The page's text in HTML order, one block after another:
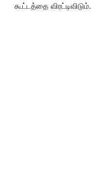
கூட்டத்தை விரட்டிவிடும்.